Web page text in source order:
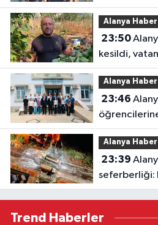
Alanya
23:50Alanya'da ceviz ağaçları
kesildi,
Alanya
23:46
Öztürk'ten
Alanya
23:39
seferberliği:
sahada
Trend Haberler